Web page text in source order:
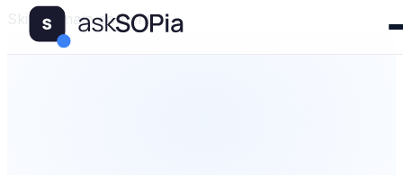
Skip to main content